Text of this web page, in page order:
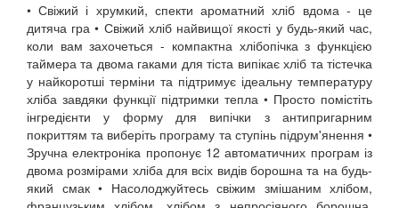
• Свіжий і хрумкий, спекти ароматний хліб вдома - це
дитяча гра • Свіжий хліб найвищої якості у будь-який час,
коли вам захочеться - компактна хлібопічка з функцією
таймера та двома гаками для тіста випікає хліб та тістечка
у найкоротші терміни та підтримує ідеальну температуру
хліба завдяки функції підтримки тепла • Просто помістіть
інгредієнти у форму для випічки з антипригарним
покриттям та виберіть програму та ступінь підрум'янення •
Зручна електроніка пропонує 12 автоматичних програм із
двома розмірами хліба для всіх видів борошна та на будь-
який смак • Насолоджуйтесь свіжим змішаним хлібом,